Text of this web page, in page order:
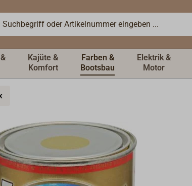
Kajüte &
Komfort
Farben &
Bootsbau
Elektrik &
Motor